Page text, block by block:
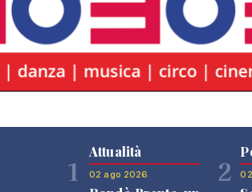
1
Attualità
02 ago 2026 2